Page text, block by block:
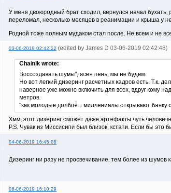
У меня двоюродный брат сходил, вернулся начал бухать,
переломал, несколько месяцев в реанимации и крыша у
Родной тоже полным мудаком стал после. Не всем и не
03-06-2019 02:42:22 (edited by James D 03-06-2019 02:42:48)
Chainik wrote:
Воссоздавать шумы", ясен пень, мы не будем.
Но вот легкий дизеринг расчетных кадров есть. Т.к.
наверное уже можно включить для всех, вдруг кому
метров.
"как молодые долбоё... миллениалы открывают банку
Хмм, этот дизеринг сможет даже артефакты чуть
P.S. Чувак из Миссисипи был близок, кстати. Если бы
04-06-2019 16:45:08
Дизеринг ни разу не просвечивание, тем более из
06-06-2019 16:10:29